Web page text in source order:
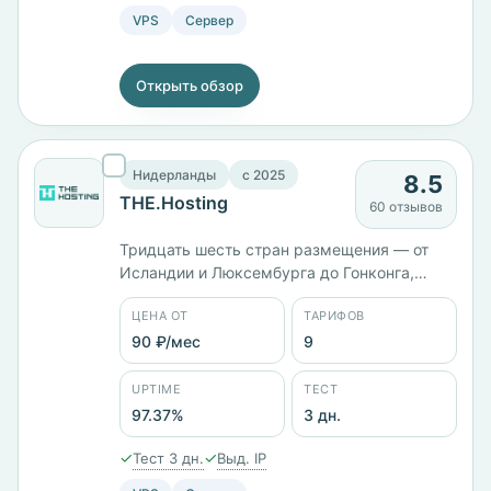
VPS Сервер
Открыть обзор
Нидерланды c 2025
THE.Hosting
8.5
60 отзывов
Тридцать шесть стран размещения — от
Исландии и Люксембурга до Гонконга,
Китая и Южной Кореи. Компания
зарегистрирована в Нидерландах как
WorkTitans B.V. и работает с 2025 года.
Девять тарифов: VPS и выделенные
серверы, старшая конфигурация
Adamantium даёт 24 ядра, 32 ГБ памяти и
410 ГБ диска. Оплата картой, Apple Pay,
PayPal или биткоином.
ЦЕНА ОТ
90 ₽/мес
ТАРИФОВ
9
UPTIME
97.37%
ТЕСТ
3 дн.
✓Тест 3 дн.✓Выд. IP